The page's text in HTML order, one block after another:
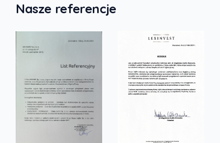
Nasze referencje